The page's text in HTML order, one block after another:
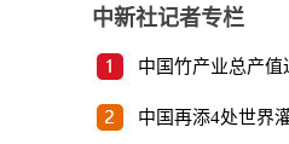
中新社记者专栏
中国再添4处世界